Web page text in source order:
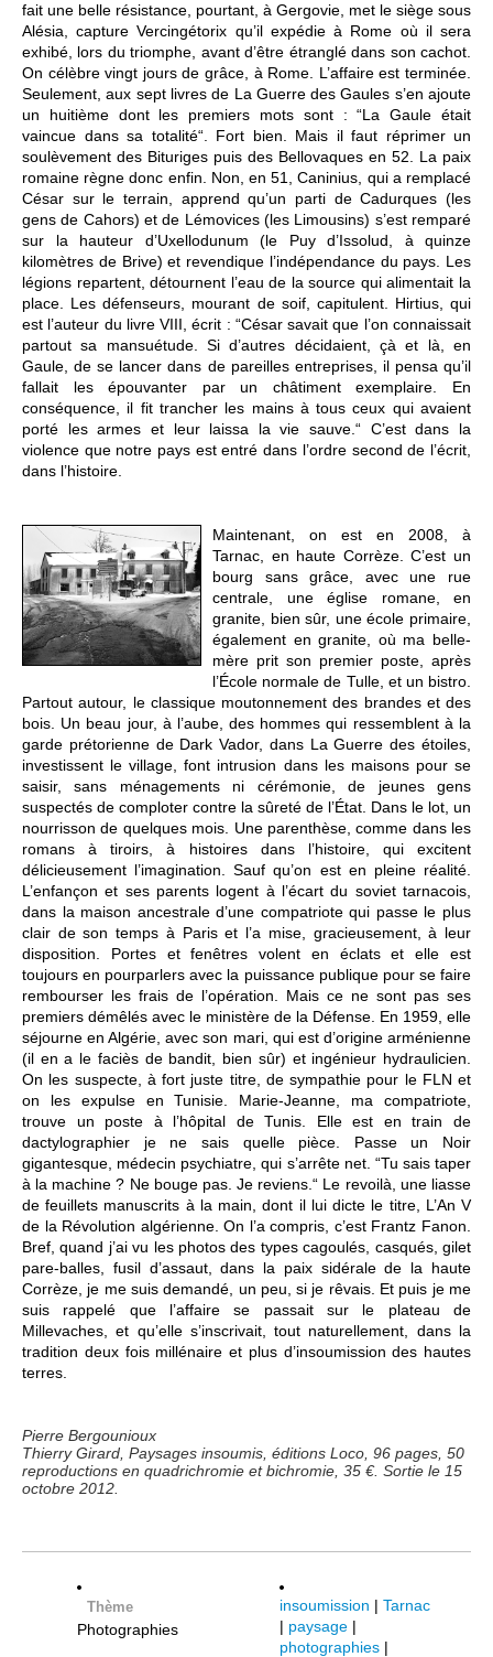
fait une belle résistance, pourtant, à Gergovie, met le siège sous
Alésia, capture Vercingétorix qu’il expédie à Rome où il sera
exhibé, lors du triomphe, avant d’être étranglé dans son cachot.
On célèbre vingt jours de grâce, à Rome. L’affaire est terminée.
Seulement, aux sept livres de La Guerre des Gaules s’en ajoute
un huitième dont les premiers mots sont : “La Gaule était
vaincue dans sa totalité“. Fort bien. Mais il faut réprimer un
soulèvement des Bituriges puis des Bellovaques en 52. La paix
romaine règne donc enfin. Non, en 51, Caninius, qui a remplacé
César sur le terrain, apprend qu’un parti de Cadurques (les
gens de Cahors) et de Lémovices (les Limousins) s’est remparé
sur la hauteur d’Uxellodunum (le Puy d’Issolud, à quinze
kilomètres de Brive) et revendique l’indépendance du pays. Les
légions repartent, détournent l’eau de la source qui alimentait la
place. Les défenseurs, mourant de soif, capitulent. Hirtius, qui
est l’auteur du livre VIII, écrit : “César savait que l’on connaissait
partout sa mansuétude. Si d’autres décidaient, çà et là, en
Gaule, de se lancer dans de pareilles entreprises, il pensa qu’il
fallait les épouvanter par un châtiment exemplaire. En
conséquence, il fit trancher les mains à tous ceux qui avaient
porté les armes et leur laissa la vie sauve.“ C’est dans la
violence que notre pays est entré dans l’ordre second de l’écrit,
dans l’histoire.
Maintenant, on est en 2008, à
Tarnac, en haute Corrèze. C’est un
bourg sans grâce, avec une rue
centrale, une église romane, en
granite, bien sûr, une école primaire,
également en granite, où ma belle-
mère prit son premier poste, après
l’École normale de Tulle, et un bistro.
Partout autour, le classique moutonnement des brandes et des
bois. Un beau jour, à l’aube, des hommes qui ressemblent à la
garde prétorienne de Dark Vador, dans La Guerre des étoiles,
investissent le village, font intrusion dans les maisons pour se
saisir, sans ménagements ni cérémonie, de jeunes gens
suspectés de comploter contre la sûreté de l’État. Dans le lot, un
nourrisson de quelques mois. Une parenthèse, comme dans les
romans à tiroirs, à histoires dans l’histoire, qui excitent
délicieusement l’imagination. Sauf qu’on est en pleine réalité.
L’enfançon et ses parents logent à l’écart du soviet tarnacois,
dans la maison ancestrale d’une compatriote qui passe le plus
clair de son temps à Paris et l’a mise, gracieusement, à leur
disposition. Portes et fenêtres volent en éclats et elle est
toujours en pourparlers avec la puissance publique pour se faire
rembourser les frais de l’opération. Mais ce ne sont pas ses
premiers démêlés avec le ministère de la Défense. En 1959, elle
séjourne en Algérie, avec son mari, qui est d’origine arménienne
(il en a le faciès de bandit, bien sûr) et ingénieur hydraulicien.
On les suspecte, à fort juste titre, de sympathie pour le FLN et
on les expulse en Tunisie. Marie-Jeanne, ma compatriote,
trouve un poste à l’hôpital de Tunis. Elle est en train de
dactylographier je ne sais quelle pièce. Passe un Noir
gigantesque, médecin psychiatre, qui s’arrête net. “Tu sais taper
à la machine ? Ne bouge pas. Je reviens.“ Le revoilà, une liasse
de feuillets manuscrits à la main, dont il lui dicte le titre, L’An V
de la Révolution algérienne. On l’a compris, c’est Frantz Fanon.
Bref, quand j’ai vu les photos des types cagoulés, casqués, gilet
pare-balles, fusil d’assaut, dans la paix sidérale de la haute
Corrèze, je me suis demandé, un peu, si je rêvais. Et puis je me
suis rappelé que l’affaire se passait sur le plateau de
Millevaches, et qu’elle s’inscrivait, tout naturellement, dans la
tradition deux fois millénaire et plus d’insoumission des hautes
terres.
Pierre Bergounioux
Thierry Girard, Paysages insoumis, éditions Loco, 96 pages, 50
reproductions en quadrichromie et bichromie, 35 €. Sortie le 15
octobre 2012.
Thème
Photographies
insoumission | Tarnac
| paysage |
photographies |